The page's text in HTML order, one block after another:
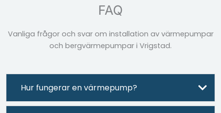
FAQ
Vanliga frågor och svar om installation av värmepumpar
och bergvärmepumpar i Vrigstad.
Hur fungerar en värmepump?